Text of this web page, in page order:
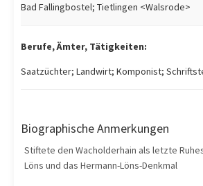
Bad Fallingbostel; Tietlingen <Walsrode>
Berufe, Ämter, Tätigkeiten:
Saatzüchter; Landwirt; Komponist;
Biographische Anmerkungen
Stiftete den Wacholderhain als letzte
Löns und das Hermann-Löns-Denkmal